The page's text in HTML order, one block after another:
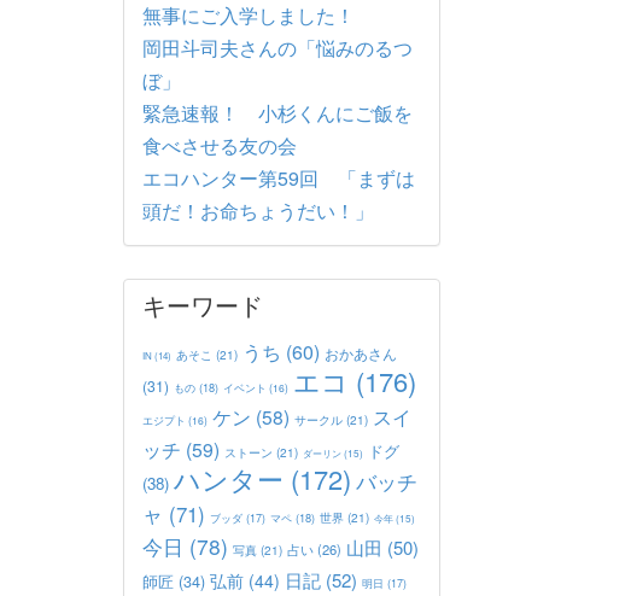
無事にご入学しました！
岡田斗司夫さんの「悩みのるつ
ぼ」
緊急速報！ 小杉くんにご飯を
食べさせる友の会
エコハンター第59回 「まずは
頭だ！お命ちょうだい！」
キーワード
IN(14) あそこ (21) うち (60) おかあさん
(31) もの (18) イベント (16) エコ (176)
エジプト (16) ケン (58) サークル (21) スイ
ッチ (59) ストーン (21) ダーリン(15)
ドグ
(38) ハンター (172) バッチ
ャ (71) ブッダ (17) マペ (18) 世界 (21) 今年(15)
今日 (78) 写真 (21) 占い(26) 山田 (50)
師匠 (34) 弘前 (44) 日記 (52) 明日 (17)